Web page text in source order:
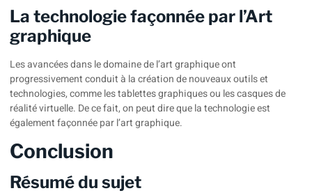
La technologie façonnée par l’Art
graphique
Les avancées dans le domaine de l’art graphique ont
progressivement conduit à la création de nouveaux outils et
technologies, comme les tablettes graphiques ou les casques de
réalité virtuelle. De ce fait, on peut dire que la technologie est
également façonnée par l’art graphique.
Conclusion
Résumé du sujet